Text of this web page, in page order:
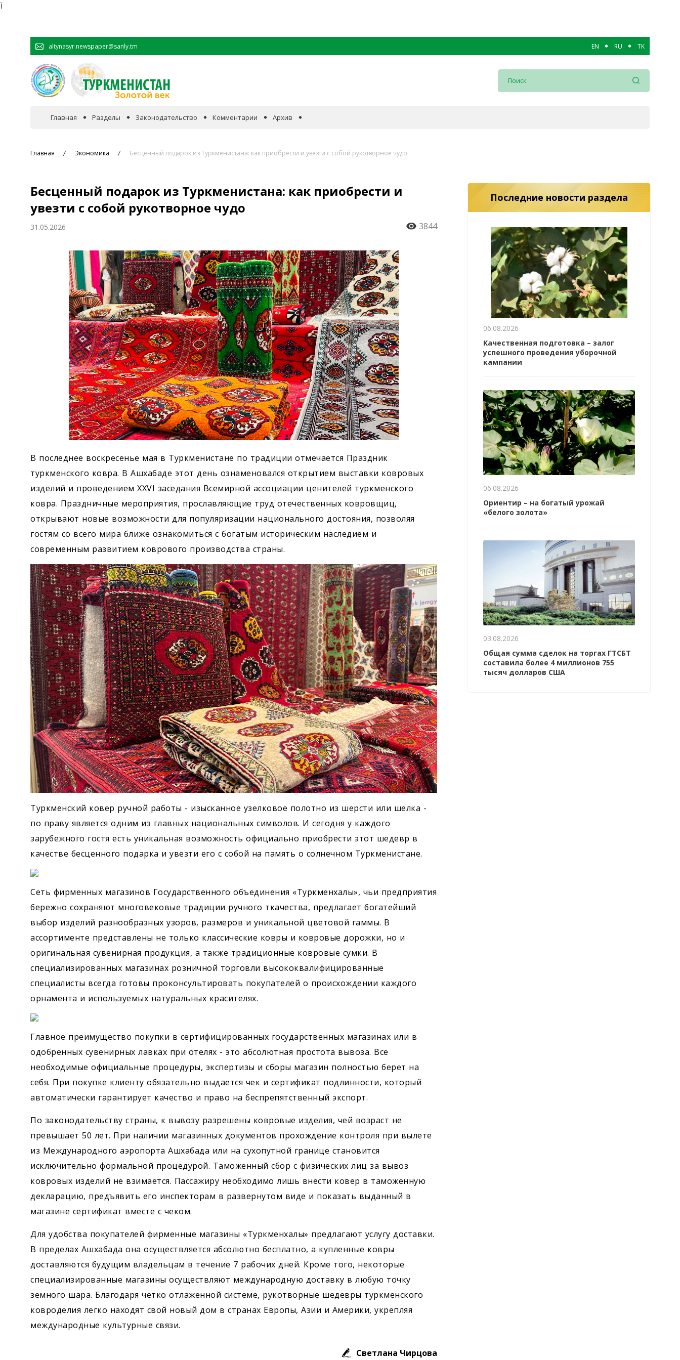
Ï
altynasyr.newspaper@sanly.tm EN RU TK
Главная Разделы
Сотрудничество
Общество
Культура
Наука
Спорт
Законодательство Комментарии Архив
Главная Экономика Бесценный подарок из Туркменистана: как приобрести и увезти с собой рукотворное чудо
Бесценный подарок из Туркменистана: как приобрести и
увезти с собой рукотворное чудо
31.05.2026 3844
В последнее воскресенье мая в Туркменистане по традиции отмечается Праздник
туркменского ковра. В Ашхабаде этот день ознаменовался открытием выставки ковровых
изделий и проведением XXVI заседания Всемирной ассоциации ценителей туркменского
ковра. Праздничные мероприятия, прославляющие труд отечественных ковровщиц,
открывают новые возможности для популяризации национального достояния, позволяя
гостям со всего мира ближе ознакомиться с богатым историческим наследием и
современным развитием коврового производства страны.
Туркменский ковер ручной работы - изысканное узелковое полотно из шерсти или шелка -
по праву является одним из главных национальных символов. И сегодня у каждого
зарубежного гостя есть уникальная возможность официально приобрести этот шедевр в
качестве бесценного подарка и увезти его с собой на память о солнечном Туркменистане.
Сеть фирменных магазинов Государственного объединения «Туркменхалы», чьи предприятия
бережно сохраняют многовековые традиции ручного ткачества, предлагает богатейший
выбор изделий разнообразных узоров, размеров и уникальной цветовой гаммы. В
ассортименте представлены не только классические ковры и ковровые дорожки, но и
оригинальная сувенирная продукция, а также традиционные ковровые сумки. В
специализированных магазинах розничной торговли высококвалифицированные
специалисты всегда готовы проконсультировать покупателей о происхождении каждого
орнамента и используемых натуральных красителях.
Главное преимущество покупки в сертифицированных государственных магазинах или в
одобренных сувенирных лавках при отелях - это абсолютная простота вывоза. Все
необходимые официальные процедуры, экспертизы и сборы магазин полностью берет на
себя. При покупке клиенту обязательно выдается чек и сертификат подлинности, который
автоматически гарантирует качество и право на беспрепятственный экспорт.
По законодательству страны, к вывозу разрешены ковровые изделия, чей возраст не
превышает 50 лет. При наличии магазинных документов прохождение контроля при вылете
из Международного аэропорта Ашхабада или на сухопутной границе становится
исключительно формальной процедурой. Таможенный сбор с физических лиц за вывоз
ковровых изделий не взимается. Пассажиру необходимо лишь внести ковер в таможенную
декларацию, предъявить его инспекторам в развернутом виде и показать выданный в
магазине сертификат вместе с чеком.
Для удобства покупателей фирменные магазины «Туркменхалы» предлагают услугу доставки.
В пределах Ашхабада она осуществляется абсолютно бесплатно, а купленные ковры
доставляются будущим владельцам в течение 7 рабочих дней. Кроме того, некоторые
специализированные магазины осуществляют международную доставку в любую точку
земного шара. Благодаря четко отлаженной системе, рукотворные шедевры туркменского
ковроделия легко находят свой новый дом в странах Европы, Азии и Америки, укрепляя
международные культурные связи.
Светлана Чирцова
Последние новости раздела
06.08.2026
Качественная подготовка – залог
успешного проведения уборочной
кампании
06.08.2026
Ориентир – на богатый урожай
«белого золота»
03.08.2026
Общая сумма сделок на торгах ГТСБТ
составила более 4 миллионов 755
тысяч долларов США